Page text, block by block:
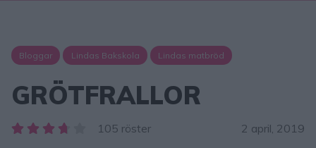
Bloggar Lindas Bakskola Lindas matbröd
GRÖTFRALLOR
105 röster 2 april, 2019